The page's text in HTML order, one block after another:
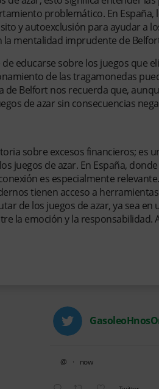
problemático. En España,
y autoexclusión para ayudar a
mentalidad imprudente de
educarse sobre los juegos que
de las tragamonedas
de Belfort nos recuerda que,
de azar sin consecuencias
sobre excesos financieros; es
juegos de azar. En España,
es especialmente
tienen acceso a
de los juegos de azar, ya sea
la emoción y la
@ · now